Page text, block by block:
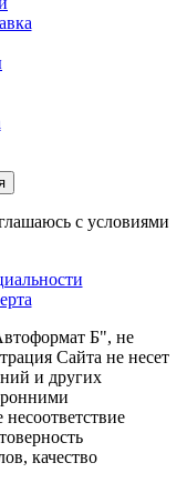
с условиями
Б", не
Сайта не несет
и других
качество